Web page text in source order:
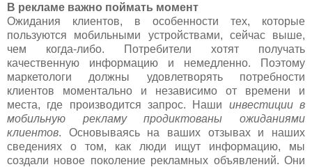
В рекламе важно поймать момент
Ожидания клиентов, в особенности тех, которые
пользуются мобильными устройствами, сейчас выше,
чем когда-либо. Потребители хотят получать
качественную информацию и немедленно. Поэтому
маркетологи должны удовлетворять потребности
клиентов моментально и независимо от времени и
места, где производится запрос. Наши инвестиции в
мобильную рекламу продиктованы ожиданиями
клиентов. Основываясь на ваших отзывах и наших
сведениях о том, как люди ищут информацию, мы
создали новое поколение рекламных объявлений. Они